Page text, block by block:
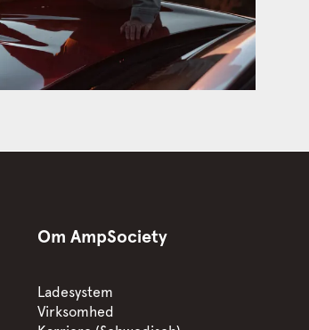
Om AmpSociety
Ladesystem
Virksomhed